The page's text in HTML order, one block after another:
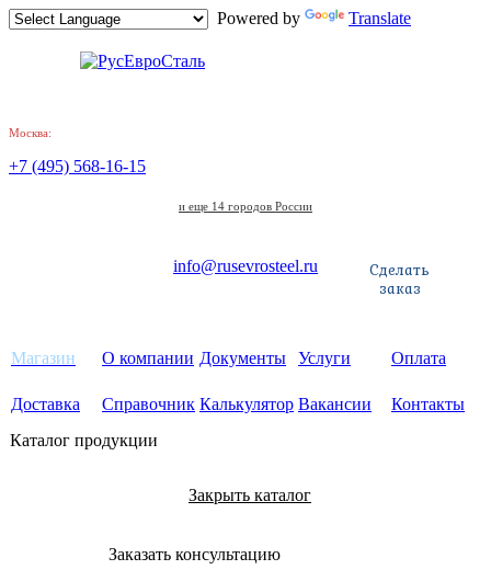
Powered by Translate
Москва:
+7 (495) 568-16-15
и еще 14 городов России
info@rusevrosteel.ru
Сделать
заказ
Магазин О компании Документы Услуги Оплата
Доставка Справочник Калькулятор Вакансии
Контакты
Каталог продукции
Закрыть каталог
Заказать консультацию